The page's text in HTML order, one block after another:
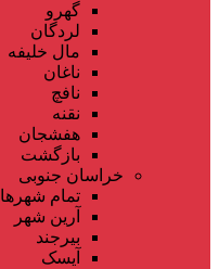
گهرو
لردگان
مال خلیفه
ناغان
نافچ
نقنه
هفشجان
بازگشت
خراسان جنوبی
تمام شهر‌ها
آرین شهر
بیرجند
آیسک